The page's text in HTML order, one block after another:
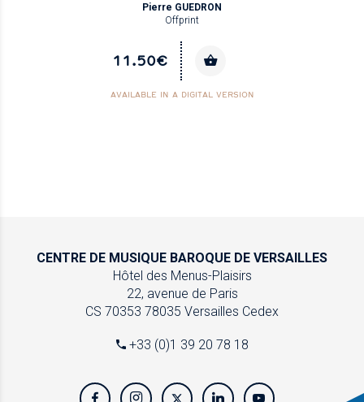
Pierre GUEDRON
Offprint
11.50€
AVAILABLE IN A DIGITAL VERSION
CENTRE DE MUSIQUE BAROQUE DE VERSAILLES
Hôtel des Menus-Plaisirs
22, avenue de Paris
CS 70353 78035 Versailles Cedex
+33 (0)1 39 20 78 18